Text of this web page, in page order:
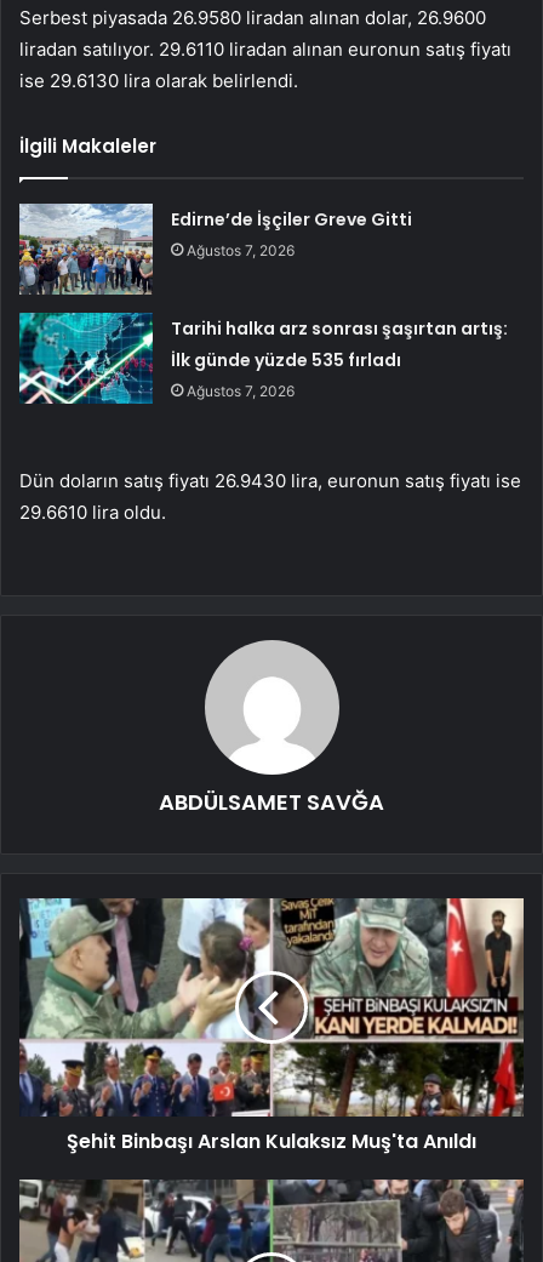
Serbest piyasada 26.9580 liradan alınan dolar, 26.9600
liradan satılıyor. 29.6110 liradan alınan euronun satış fiyatı
ise 29.6130 lira olarak belirlendi.
İlgili Makaleler
Edirne’de İşçiler Greve Gitti
Ağustos 7, 2026
Tarihi halka arz sonrası şaşırtan artış:
İlk günde yüzde 535 fırladı
Ağustos 7, 2026
Dün doların satış fiyatı 26.9430 lira, euronun satış fiyatı ise
29.6610 lira oldu.
ABDÜLSAMET SAVĞA
Şehit Binbaşı Arslan Kulaksız Muş'ta Anıldı